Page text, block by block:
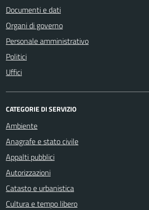
Documenti e dati
Organi di governo
Personale amministrativo
Politici
Uffici
CATEGORIE DI SERVIZIO
Ambiente
Anagrafe e stato civile
Appalti pubblici
Autorizzazioni
Catasto e urbanistica
Cultura e tempo libero